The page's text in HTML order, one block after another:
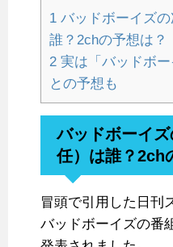
1 バッドボーイズ
誰？2chの予想は？
2 実は「バッドボー
との予想も
バッドボーイ
任）は誰？2ch
冒頭で引用した日刊
バッドボーイズの番